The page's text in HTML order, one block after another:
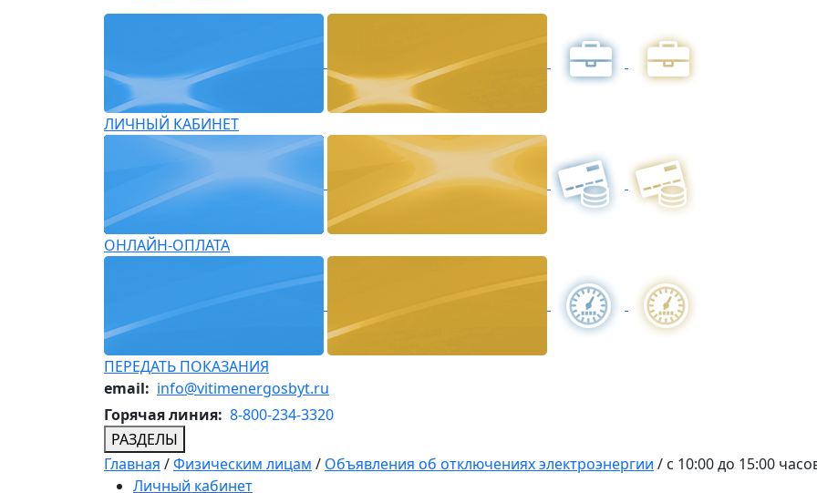
ЛИЧНЫЙ КАБИНЕТ
ОНЛАЙН-ОПЛАТА
ПЕРЕДАТЬ ПОКАЗАНИЯ
email: info@vitimenergosbyt.ru
Горячая линия: 8-800-234-3320
РАЗДЕЛЫ
Главная /Физическим лицам / Объявления об отключениях электроэнергии / с 10:00 до 15:00
Личный кабинет